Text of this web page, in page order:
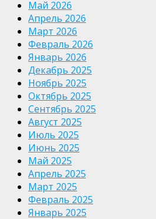
Май 2026
Апрель 2026
Март 2026
Февраль 2026
Январь 2026
Декабрь 2025
Ноябрь 2025
Октябрь 2025
Сентябрь 2025
Август 2025
Июль 2025
Июнь 2025
Май 2025
Апрель 2025
Март 2025
Февраль 2025
Январь 2025